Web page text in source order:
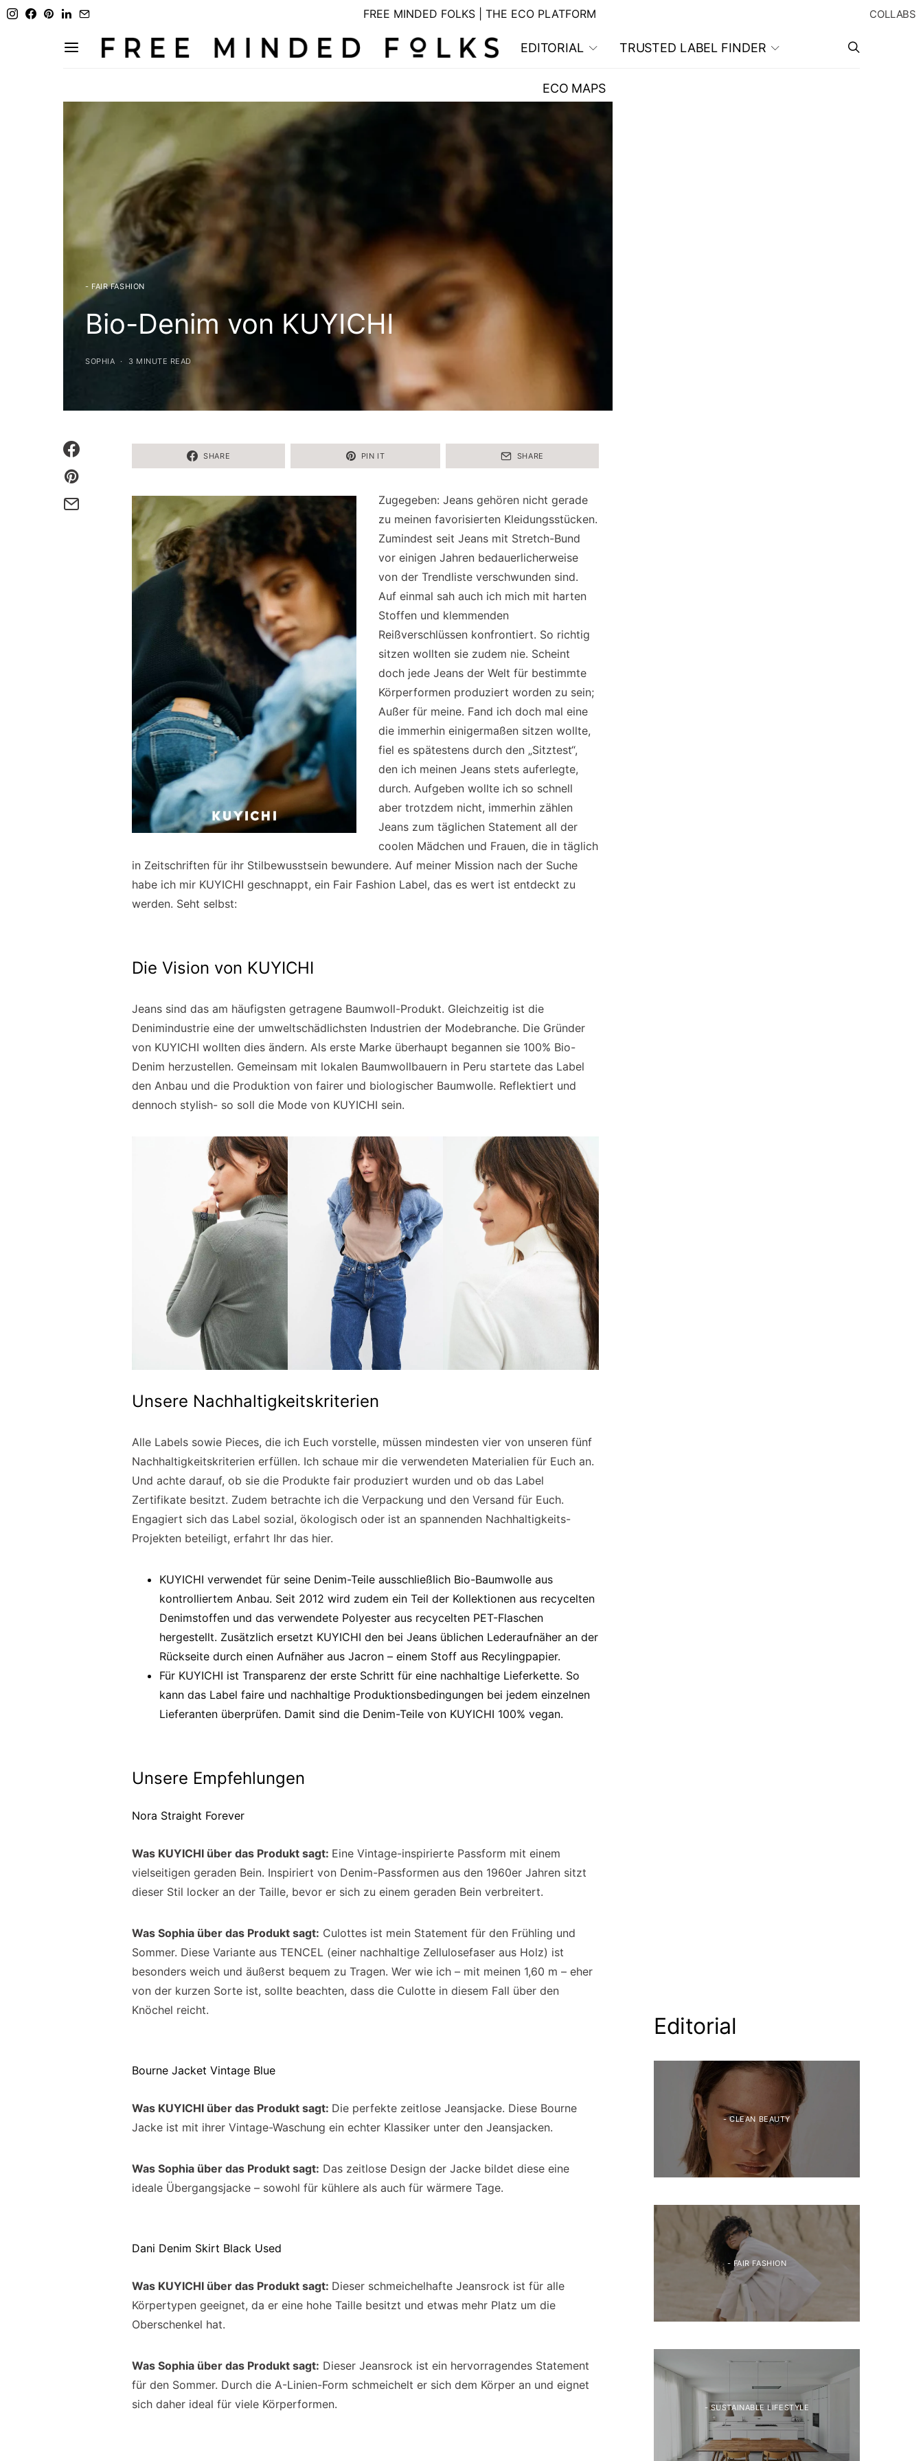
FREE MINDED FOLKS | THE ECO PLATFORM COLLABS
EDITORIAL TRUSTED LABEL FINDER
ECO MAPS
- FAIR FASHION
Bio-Denim von KUYICHI
SOPHIA 3 MINUTE READ
SHARE PIN IT SHARE
Zugegeben: Jeans gehören nicht gerade
zu meinen favorisierten Kleidungsstücken.
Zumindest seit Jeans mit Stretch-Bund
vor einigen Jahren bedauerlicherweise
von der Trendliste verschwunden sind.
Auf einmal sah auch ich mich mit harten
Stoffen und klemmenden
Reißverschlüssen konfrontiert. So richtig
sitzen wollten sie zudem nie. Scheint
doch jede Jeans der Welt für bestimmte
Körperformen produziert worden zu sein;
Außer für meine. Fand ich doch mal eine
die immerhin einigermaßen sitzen wollte,
fiel es spätestens durch den „Sitztest“,
den ich meinen Jeans stets auferlegte,
durch. Aufgeben wollte ich so schnell
aber trotzdem nicht, immerhin zählen
Jeans zum täglichen Statement all der
coolen Mädchen und Frauen, die in täglich
in Zeitschriften für ihr Stilbewusstsein bewundere. Auf meiner Mission nach der Suche
habe ich mir KUYICHI geschnappt, ein Fair Fashion Label, das es wert ist entdeckt zu
werden. Seht selbst:
Die Vision von KUYICHI
Jeans sind das am häufigsten getragene Baumwoll-Produkt. Gleichzeitig ist die
Denimindustrie eine der umweltschädlichsten Industrien der Modebranche. Die Gründer
von KUYICHI wollten dies ändern. Als erste Marke überhaupt begannen sie 100% Bio-
Denim herzustellen. Gemeinsam mit lokalen Baumwollbauern in Peru startete das Label
den Anbau und die Produktion von fairer und biologischer Baumwolle. Reflektiert und
dennoch stylish- so soll die Mode von KUYICHI sein.
Unsere Nachhaltigkeitskriterien
Alle Labels sowie Pieces, die ich Euch vorstelle, müssen mindesten vier von unseren fünf
Nachhaltigkeitskriterien erfüllen. Ich schaue mir die verwendeten Materialien für Euch an.
Und achte darauf, ob sie die Produkte fair produziert wurden und ob das Label
Zertifikate besitzt. Zudem betrachte ich die Verpackung und den Versand für Euch.
Engagiert sich das Label sozial, ökologisch oder ist an spannenden Nachhaltigkeits-
Projekten beteiligt, erfahrt Ihr das hier.
KUYICHI verwendet für seine Denim-Teile ausschließlich Bio-Baumwolle aus
kontrolliertem Anbau. Seit 2012 wird zudem ein Teil der Kollektionen aus recycelten
Denimstoffen und das verwendete Polyester aus recycelten PET-Flaschen
hergestellt. Zusätzlich ersetzt KUYICHI den bei Jeans üblichen Lederaufnäher an der
Rückseite durch einen Aufnäher aus Jacron – einem Stoff aus Recylingpapier.
Für KUYICHI ist Transparenz der erste Schritt für eine nachhaltige Lieferkette. So
kann das Label faire und nachhaltige Produktionsbedingungen bei jedem einzelnen
Lieferanten überprüfen. Damit sind die Denim-Teile von KUYICHI 100% vegan.
Unsere Empfehlungen
Nora Straight Forever
Was KUYICHI über das Produkt sagt: Eine Vintage-inspirierte Passform mit einem
vielseitigen geraden Bein. Inspiriert von Denim-Passformen aus den 1960er Jahren sitzt
dieser Stil locker an der Taille, bevor er sich zu einem geraden Bein verbreitert.
Was Sophia über das Produkt sagt: Culottes ist mein Statement für den Frühling und
Sommer. Diese Variante aus TENCEL (einer nachhaltige Zellulosefaser aus Holz) ist
besonders weich und äußerst bequem zu Tragen. Wer wie ich – mit meinen 1,60 m – eher
von der kurzen Sorte ist, sollte beachten, dass die Culotte in diesem Fall über den
Knöchel reicht.
Bourne Jacket Vintage Blue
Was KUYICHI über das Produkt sagt: Die perfekte zeitlose Jeansjacke. Diese Bourne
Jacke ist mit ihrer Vintage-Waschung ein echter Klassiker unter den Jeansjacken.
Was Sophia über das Produkt sagt: Das zeitlose Design der Jacke bildet diese eine
ideale Übergangsjacke – sowohl für kühlere als auch für wärmere Tage.
Dani Denim Skirt Black Used
Was KUYICHI über das Produkt sagt: Dieser schmeichelhafte Jeansrock ist für alle
Körpertypen geeignet, da er eine hohe Taille besitzt und etwas mehr Platz um die
Oberschenkel hat.
Was Sophia über das Produkt sagt: Dieser Jeansrock ist ein hervorragendes Statement
für den Sommer. Durch die A-Linien-Form schmeichelt er sich dem Körper an und eignet
sich daher ideal für viele Körperformen.
Editorial
- CLEAN BEAUTY
- FAIR FASHION
- SUSTAINABLE LIFESTYLE